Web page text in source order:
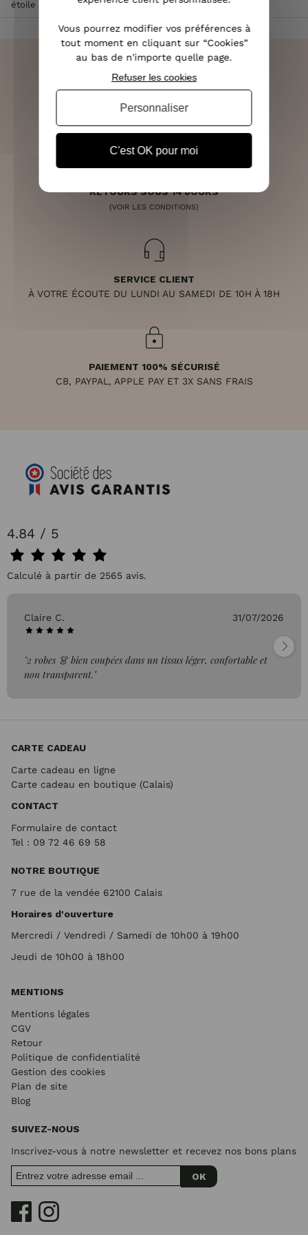
étoile cerclée perles multicolores
LIVRAISON RAPIDE
RETOURS SOUS 14 JOURS
(VOIR LES CONDITIONS)
SERVICE CLIENT
À VOTRE ÉCOUTE DU LUNDI AU SAMEDI DE 10H À 18H
PAIEMENT 100% SÉCURISÉ
CB, PAYPAL, APPLE PAY ET 3X SANS FRAIS
4.84 / 5
Calculé à partir de 2565 avis.
Claire C. 31/07/2026
"2 robes 👗 bien coupées dans un tissus léger, confortable et
non transparent."
CARTE CADEAU
Carte cadeau en ligne
Carte cadeau en boutique (Calais)
CONTACT
Formulaire de contact
Tel : 09 72 46 69 58
NOTRE BOUTIQUE
7 rue de la vendée 62100 Calais
Horaires d'ouverture
Mercredi / Vendredi / Samedi de 10h00 à 19h00
Jeudi de 10h00 à 18h00
MENTIONS
Mentions légales
CGV
Retour
Politique de confidentialité
Gestion des cookies
Plan de site
Blog
SUIVEZ-NOUS
Inscrivez-vous à notre newsletter et recevez nos bons plans
OK
Vous pourrez modifier vos préférences à
tout moment en cliquant sur “Cookies”
au bas de n'importe quelle page.
C'est OK pour moi
Refuser les cookies
Personnaliser